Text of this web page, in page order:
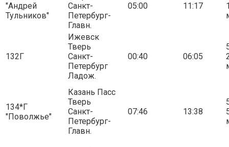
"Андрей
Тульников"
Санкт-
Петербург-
Главн.
05:00 11:17
132Г
Ижевск
Тверь
Санкт-
Петербург
Ладож.
00:40 06:05
134*Г
"Поволжье"
Казань Пасс
Тверь
Санкт-
Петербург-
Главн.
07:46 13:38